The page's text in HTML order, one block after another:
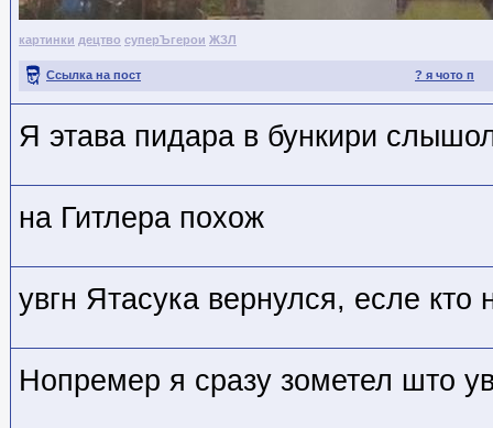
картинки децтво суперЪгерои ЖЗЛ
? я чото п
Ссылка на пост
Я этава пидара в бункири
на Гитлера похож
увгн Ятасука вернулся, есле кто
Нопремер я сразу зометел што